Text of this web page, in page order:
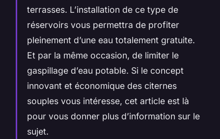
terrasses. L’installation de ce type de
réservoirs vous permettra de profiter
pleinement d’une eau totalement gratuite.
Et par la même occasion, de limiter le
gaspillage d’eau potable. Si le concept
innovant et économique des citernes
souples vous intéresse, cet article est là
pour vous donner plus d’information sur le
sujet.